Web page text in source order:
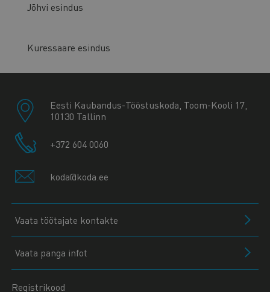
Jõhvi esindus
Kuressaare esindus
Eesti Kaubandus-Tööstuskoda, Toom-Kooli 17,
10130 Tallinn
+372 604 0060
koda@koda.ee
Vaata töötajate kontakte
Vaata panga infot
Registrikood